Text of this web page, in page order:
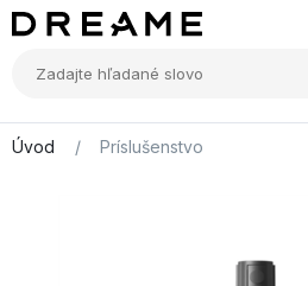
Úvod / Príslušenstvo